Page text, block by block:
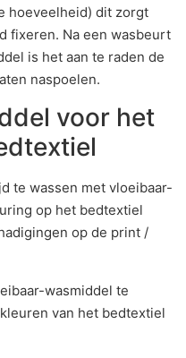
hoeveelheid) dit zorgt
fixeren. Na een wasbeurt
is het aan te raden de
naspoelen.
voor het
te wassen met vloeibaar-
op het bedtextiel
op de print /
wasmiddel te
van het bedtextiel